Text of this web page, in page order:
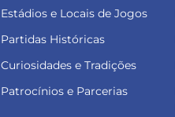
Estádios e Locais de Jogos
Partidas Históricas
Curiosidades e Tradições
Patrocínios e Parcerias